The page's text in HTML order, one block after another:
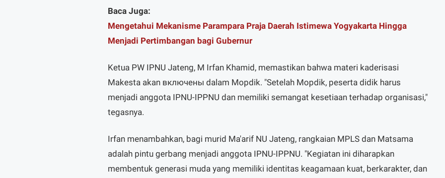
Baca Juga:
Mengetahui Mekanisme Parampara Praja Daerah Istimewa Yogyakarta Hingga
Menjadi Pertimbangan bagi Gubernur
Ketua PW IPNU Jateng, M Irfan Khamid, memastikan bahwa materi kaderisasi
Makesta akan включены dalam Mopdik. "Setelah Mopdik, peserta didik harus
menjadi anggota IPNU-IPPNU dan memiliki semangat kesetiaan terhadap organisasi,"
tegasnya.
Irfan menambahkan, bagi murid Ma'arif NU Jateng, rangkaian MPLS dan Matsama
adalah pintu gerbang menjadi anggota IPNU-IPPNU. "Kegiatan ini diharapkan
membentuk generasi muda yang memiliki identitas keagamaan kuat, berkarakter, dan